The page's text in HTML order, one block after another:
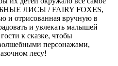
ЛИСЫ / FAIRY FOXES,
и отрисованная вручную в
и увлекать малышей
к сказке, чтобы
персонажами,
лесу!